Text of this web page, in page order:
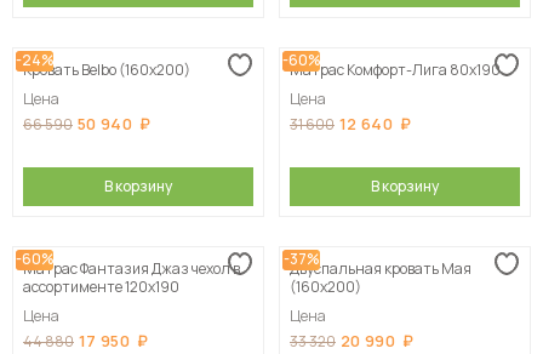
-24%
Кровать Belbo (160х200)
Цена
66 590 50 940
В корзину
-60%
Матрас Комфорт-Лига 80х190
Цена
31 600 12 640
В корзину
-60%
Матрас Фантазия Джаз чехол в
ассортименте 120х190
Цена
44 880 17 950
-37%
Двуспальная кровать Мая
(160х200)
Цена
33 320 20 990